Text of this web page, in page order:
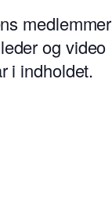
medlemmer
og video
i indholdet.